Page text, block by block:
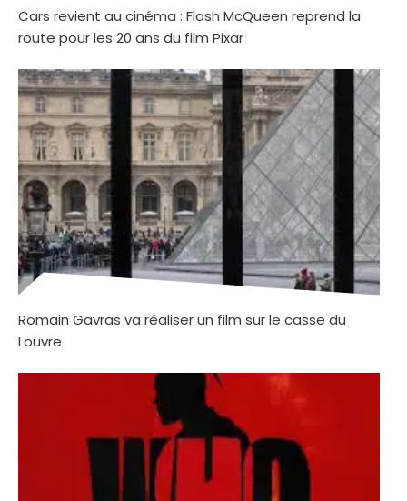
Cars revient au cinéma : Flash McQueen reprend la
route pour les 20 ans du film Pixar
Romain Gavras va réaliser un film sur le casse du
Louvre